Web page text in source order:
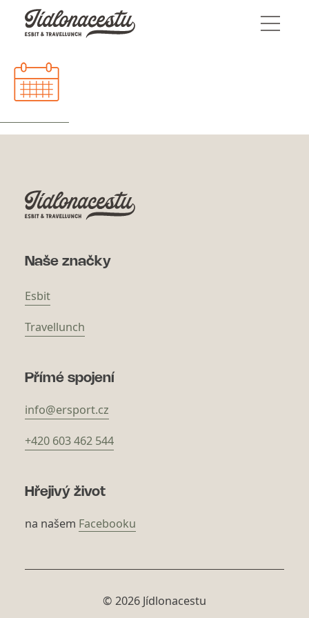
Naše značky
Esbit
Travellunch
Přímé spojení
info@ersport.cz
+420 603 462 544
Hřejivý život
na našem Facebooku
© 2026 Jídlonacestu